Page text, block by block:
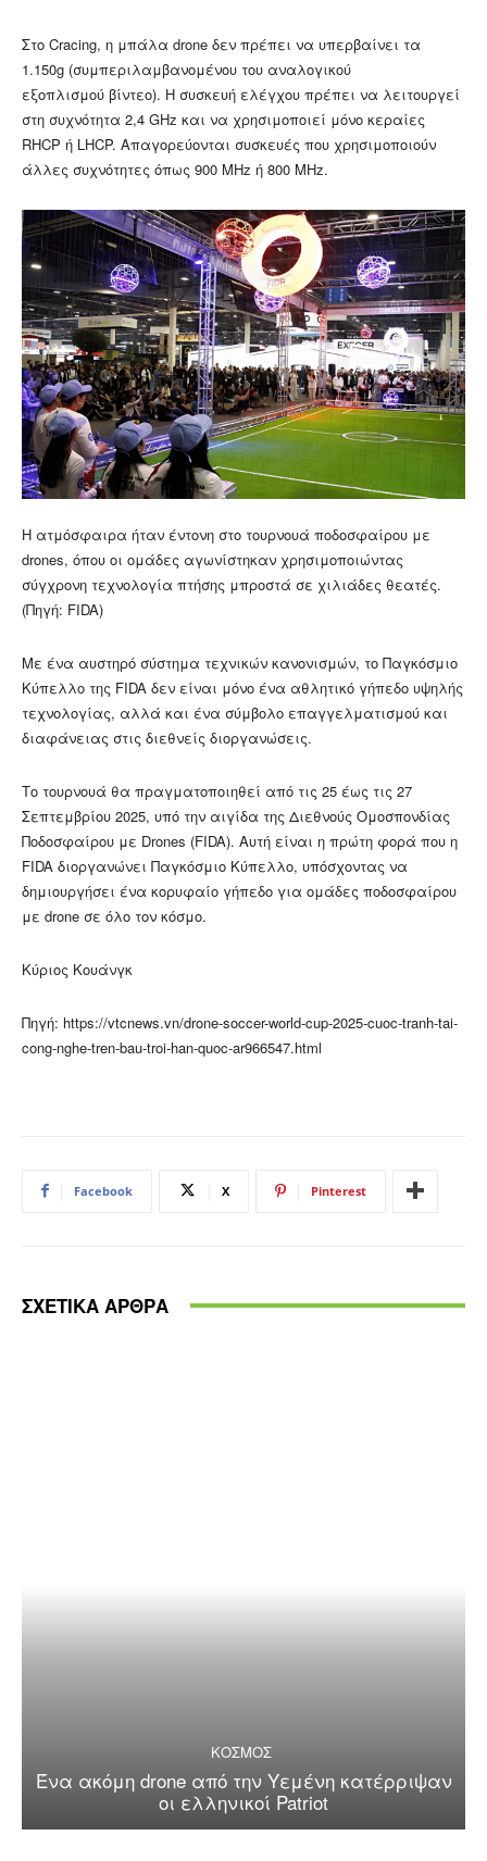
Στο Cracing, η μπάλα drone δεν πρέπει να υπερβαίνει τα
1.150g (συμπεριλαμβανομένου του αναλογικού
εξοπλισμού βίντεο). Η συσκευή ελέγχου πρέπει να λειτουργεί
στη συχνότητα 2,4 GHz και να χρησιμοποιεί μόνο κεραίες
RHCP ή LHCP. Απαγορεύονται συσκευές που χρησιμοποιούν
άλλες συχνότητες όπως 900 MHz ή 800 MHz.
Η ατμόσφαιρα ήταν έντονη στο τουρνουά ποδοσφαίρου με
drones, όπου οι ομάδες αγωνίστηκαν χρησιμοποιώντας
σύγχρονη τεχνολογία πτήσης μπροστά σε χιλιάδες θεατές.
(Πηγή: FIDA)
Με ένα αυστηρό σύστημα τεχνικών κανονισμών, το Παγκόσμιο
Κύπελλο της FIDA δεν είναι μόνο ένα αθλητικό γήπεδο υψηλής
τεχνολογίας, αλλά και ένα σύμβολο επαγγελματισμού και
διαφάνειας στις διεθνείς διοργανώσεις.
Το τουρνουά θα πραγματοποιηθεί από τις 25 έως τις 27
Σεπτεμβρίου 2025, υπό την αιγίδα της Διεθνούς Ομοσπονδίας
Ποδοσφαίρου με Drones (FIDA). Αυτή είναι η πρώτη φορά που η
FIDA διοργανώνει Παγκόσμιο Κύπελλο, υπόσχοντας να
δημιουργήσει ένα κορυφαίο γήπεδο για ομάδες ποδοσφαίρου
με drone σε όλο τον κόσμο.
Κύριος Κουάνγκ
Πηγή: https://vtcnews.vn/drone-soccer-world-cup-2025-cuoc-tranh-tai-
cong-nghe-tren-bau-troi-han-quoc-ar966547.html
Facebook X Pinterest
ΣΧΕΤΙΚΑ ΑΡΘΡΑ
ΚΟΣΜΟΣ
Ένα ακόμη drone από την Υεμένη κατέρριψαν
οι ελληνικοί Patriot